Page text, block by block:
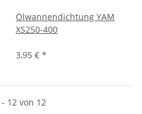
Ölwannendichtung YAM
XS250-400
3,95 € *
12 von 12